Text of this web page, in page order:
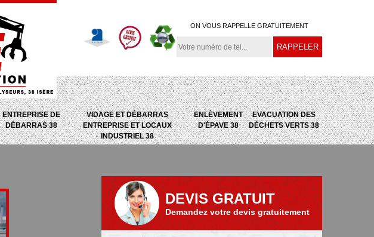
ON VOUS RAPPELLE GRATUITEMENT
ENTREPRISE DE
DÉBARRAS 38
VIDAGE ET DÉBARRAS
ENTREPRISE ET LOCAUX
INDUSTRIEL 38
ENLÈVEMENT
D'ÉPAVE 38
EVACUATION DES
DÉCHETS VERTS 38
Entreprise de
Evacuation des
DEVIS GRATUIT
Demandez votre devis gratuitement